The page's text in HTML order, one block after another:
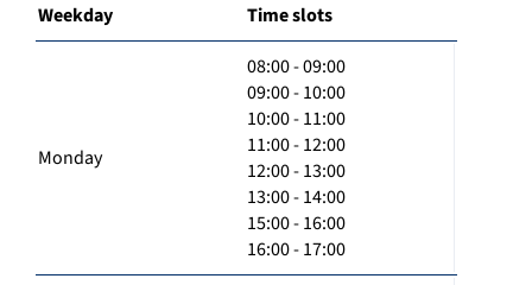
Weekday Time slots
Monday
08:00 - 09:00
09:00 - 10:00
10:00 - 11:00
11:00 - 12:00
12:00 - 13:00
13:00 - 14:00
15:00 - 16:00
16:00 - 17:00